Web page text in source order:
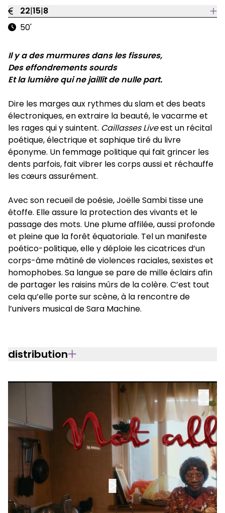
22|15|8
50'
Il y a des murmures dans les fissures,
Des effondrements sourds
Et la lumière qui ne jaillit de nulle part.
Dire les marges aux rythmes du slam et des beats
électroniques, en extraire la beauté, le vacarme et
les rages qui y suintent. Caillasses Liveest un récital
poétique, électrique et saphique tiré du livre
éponyme. Un femmage politique qui fait grincer les
dents parfois, fait vibrer les corps aussi et réchauffe
les cœurs assurément.
Avec son recueil de poésie, Joëlle Sambi tisse une
étoffe. Elle assure la protection des vivants et le
passage des mots. Une plume affilée, aussi profonde
et pleine que la forêt équatoriale. Tel un manifeste
poético-politique, elle y déploie les cicatrices d’un
corps-âme mâtiné de violences raciales, sexistes et
homophobes. Sa langue se pare de mille éclairs afin
de partager les raisins mûrs de la colère. C’est tout
cela qu’elle porte sur scène, à la rencontre de
l’univers musical de Sara Machine.
distribution